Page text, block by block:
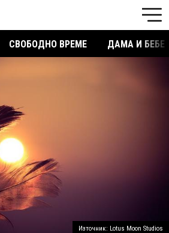
СВОБОДНО ВРЕМЕ ДАМА И БЕБЕ
Източник: Lotus Moon Studios